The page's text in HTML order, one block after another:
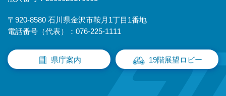
〒920-8580 石川県金沢市鞍月1丁目1番地
電話番号（代表）：076-225-1111
県庁案内 19階展望ロビー